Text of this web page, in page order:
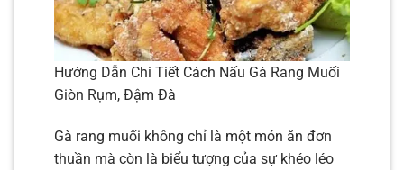
Hướng Dẫn Chi Tiết Cách Nấu Gà Rang Muối
Giòn Rụm, Đậm Đà
Gà rang muối không chỉ là một món ăn đơn
thuần mà còn là biểu tượng của sự khéo léo